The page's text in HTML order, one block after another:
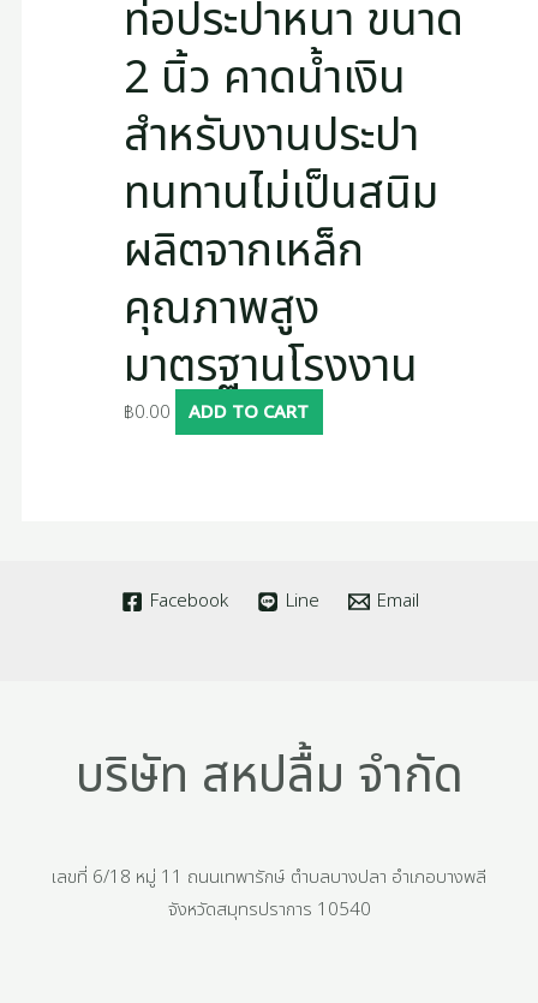
ท่อประปาหนา ขนาด
2 นิ้ว คาดน้ำเงิน
สำหรับงานประปา
ทนทานไม่เป็นสนิม
ผลิตจากเหล็ก
คุณภาพสูง
มาตรฐานโรงงาน
฿0.00 ADD TO CART
Facebook Line Email
บริษัท สหปลื้ม จำกัด
เลขที่ 6/18 หมู่ 11 ถนนเทพารักษ์ ตำบลบางปลา อำเภอบางพลี
จังหวัดสมุทรปราการ 10540